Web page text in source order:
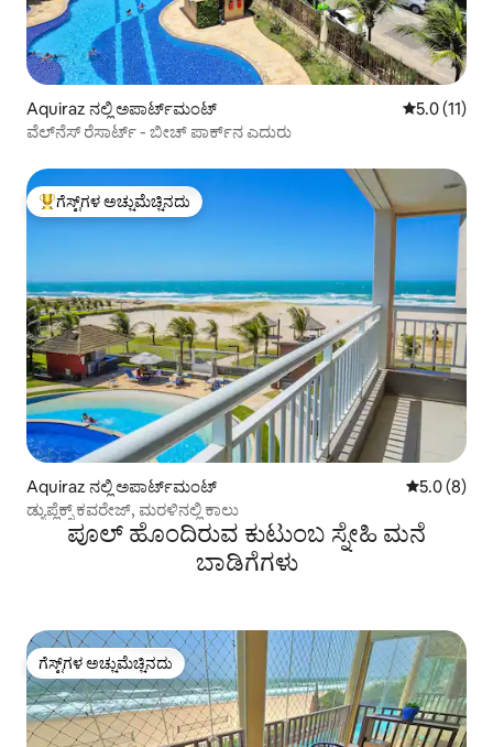
Aquiraz ನಲ್ಲಿ ಅಪಾರ್ಟ್‌ಮಂಟ್ 5 ರಲ್ಲಿ 5.0
5.0 (11)
ವೆಲ್‌ನೆಸ್ ರೆಸಾರ್ಟ್ - ಬೀಚ್ ಪಾರ್ಕ್‌ನ ಎದುರು
ಗೆಸ್ಟ್‌ಗಳಿಗೆ ಅತಿ ಹೆಚ್ಚು ಅಚ್ಚುಮೆಚ್ಚಿನದು
ಗೆಸ್ಟ್‌ಗಳ ಅಚ್ಚುಮೆಚ್ಚಿನದು
Aquiraz ನಲ್ಲಿ ಅಪಾರ್ಟ್‌ಮಂಟ್ 5 ರಲ್ಲಿ 5.0
5.0 (8)
ಡ್ಯುಪ್ಲೆಕ್ಸ್ ಕವರೇಜ್, ಮರಳಿನಲ್ಲಿ ಕಾಲು
ಪೂಲ್ ಹೊಂದಿರುವ ಕುಟುಂಬ ಸ್ನೇಹಿ ಮನೆ
ಬಾಡಿಗೆಗಳು
ಗೆಸ್ಟ್‌ಗಳ ಅಚ್ಚುಮೆಚ್ಚಿನದು
ಗೆಸ್ಟ್‌ಗಳ ಅಚ್ಚುಮೆಚ್ಚಿನದು